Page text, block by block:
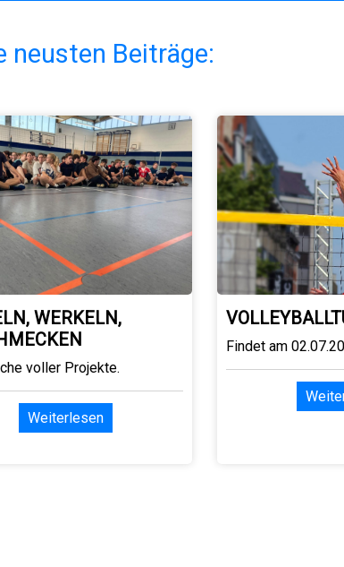
neusten Beiträge:
WERKELN,
voller Projekte.
Weiterlesen
Findet am